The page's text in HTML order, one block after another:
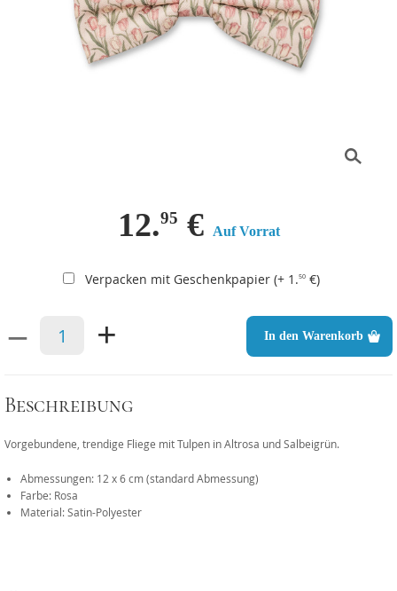
12.95 € Auf Vorrat
Verpacken mit Geschenkpapier (+ 1.50 €)
– + In den Warenkorb
Beschreibung
Vorgebundene, trendige Fliege mit Tulpen in Altrosa und Salbeigrün.
Abmessungen: 12 x 6 cm (standard Abmessung)
Farbe: Rosa
Material: Satin-Polyester